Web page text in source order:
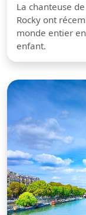
La chanteuse
Rocky ont
monde entier
enfant.